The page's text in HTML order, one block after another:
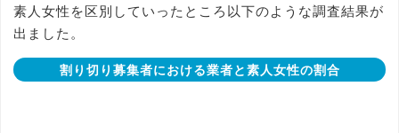
素人女性を区別していったところ以下のような調査結果が
出ました。
割り切り募集者における業者と素人女性の割合